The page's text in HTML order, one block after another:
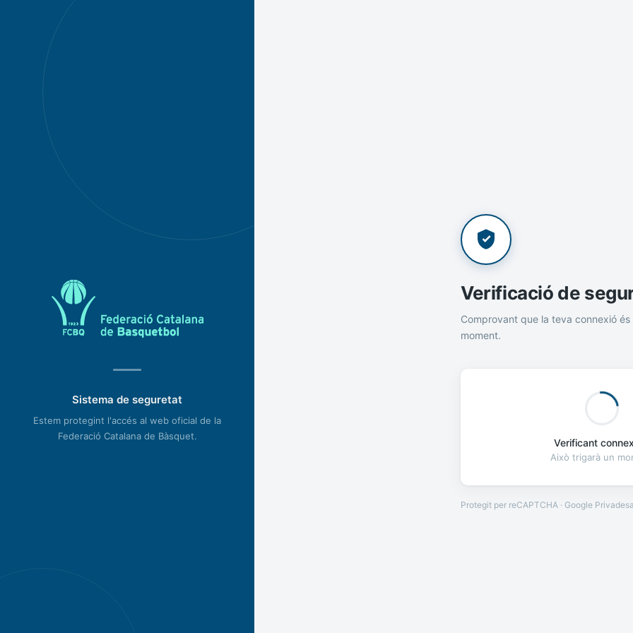
Sistema de seguretat
Estem protegint l'accés al web oficial de la
Federació Catalana de Bàsquet.
Verificació de
Comprovant que la teva connexió és
moment.
Verificant
Això trigarà un
Protegit per reCAPTCHA · Google Privadesa